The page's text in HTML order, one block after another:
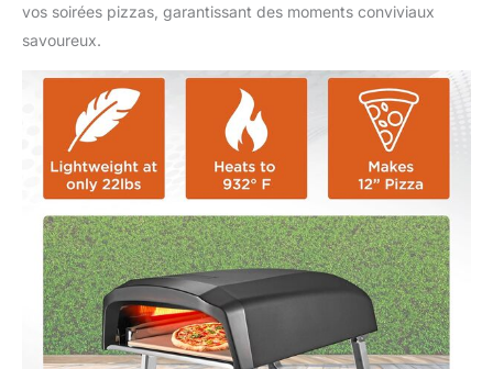
vos soirées pizzas, garantissant des moments conviviaux
savoureux.